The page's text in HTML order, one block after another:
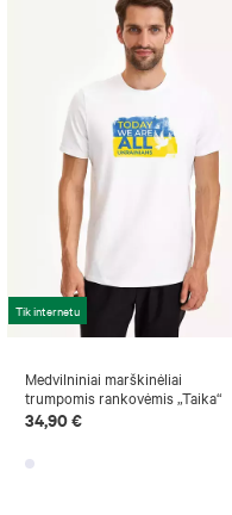
Tik internetu
Medvilniniai marškinėliai
trumpomis rankovėmis „Taika“
34,90 €